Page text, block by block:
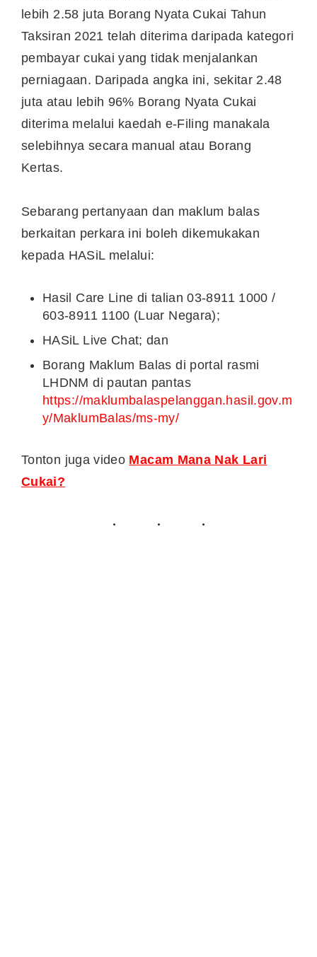
lebih 2.58 juta Borang Nyata Cukai Tahun
Taksiran 2021 telah diterima daripada kategori
pembayar cukai yang tidak menjalankan
perniagaan. Daripada angka ini, sekitar 2.48
juta atau lebih 96% Borang Nyata Cukai
diterima melalui kaedah e-Filing manakala
selebihnya secara manual atau Borang
Kertas.
Sebarang pertanyaan dan maklum balas
berkaitan perkara ini boleh dikemukakan
kepada HASiL melalui:
Hasil Care Line di talian 03-8911 1000 /
603-8911 1100 (Luar Negara);
HASiL Live Chat; dan
Borang Maklum Balas di portal rasmi
LHDNM di pautan pantas
https://maklumbalaspelanggan.hasil.gov.m
y/MaklumBalas/ms-my/
Tonton juga video Macam Mana Nak Lari
Cukai?